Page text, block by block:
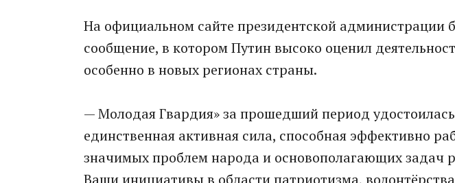
На официальном сайте президентской администрации
сообщение, в котором Путин высоко оценил
особенно в новых регионах страны.
— Молодая Гвардия» за прошедший период
единственная активная сила, способная эффективно
значимых проблем народа и основополагающих задач
Ваши инициативы в области патриотизма,